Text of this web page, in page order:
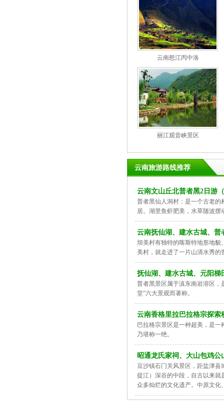
云南怒江丙中洛
丽江观音峡景区
云南旅游路线推荐
云南文山丘北普者黑2日游
普者黑仙人洞村：是一个古老的
居。湖里鱼虾肥美，水草随波摆
云南抚仙湖、建水古城、普
坝美村有独特的喀斯特地形地貌
美村，就走进了一片山清水秀的
抚仙湖、建水古城、元阳梯
普者黑景区属于滇东南岩溶区，
堂”六大景观而著称。
云南香格里拉巴拉格宗探索
巴拉格宗景区是一种超美，是
乃堪称一绝。
昭通龙氏家祠、大山包鸡
豆沙镇石门关风景区，距盐津县
提江）深谷的中段，自古以来就
众多灿烂的文化遗产。中原文化